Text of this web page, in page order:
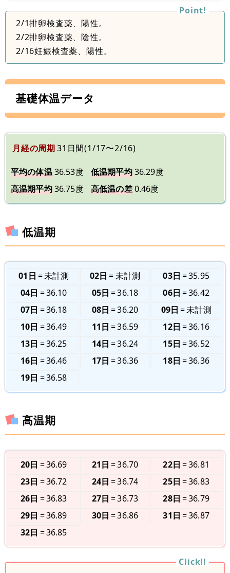
2/1排卵検査薬、陽性。
2/2排卵検査薬、陰性。
2/16妊娠検査薬、陽性。
基礎体温データ
月経の周期31日間(1/17〜2/16)
平均の体温36.53度 低温期平均36.29度
高温期平均36.75度 高低温の差0.46度
低温期
01日 未計測 02日 未計測 03日
35.95
04日
36.10 05日 36.18 06日
36.42
07日
36.18 08日 36.20 09日
未計測
10日
36.49 11日 36.59 12日
36.16
13日
36.25 14日 36.24 15日
36.52
16日
36.46 17日 36.36 18日
36.36
19日
36.58
高温期
20日 36.69 21日 36.70 22日
36.81
23日
36.72 24日 36.74 25日
36.83
26日
36.83 27日 36.73 28日
36.79
29日
36.89 30日 36.86 31日
36.87
32日
36.85